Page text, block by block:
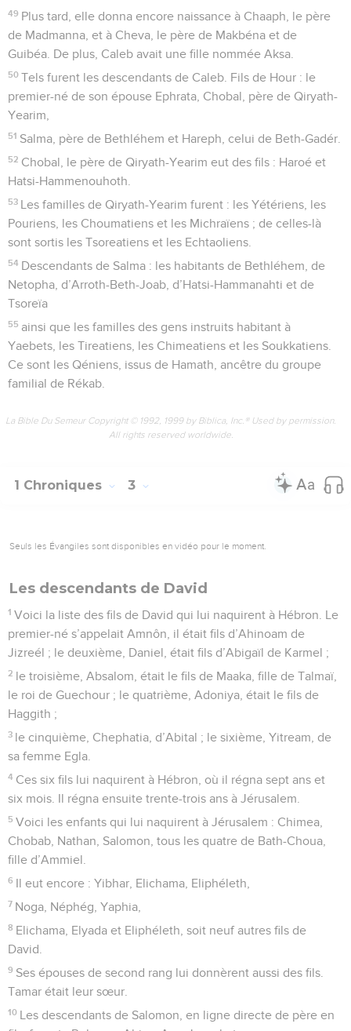
49 Plus tard, elle donna encore naissance à Chaaph, le père
de Madmanna, et à Cheva, le père de Makbéna et de
Guibéa. De plus, Caleb avait une fille nommée Aksa.
50 Tels furent les descendants de Caleb. Fils de Hour : le
premier-né de son épouse Ephrata, Chobal, père de Qiryath-
Yearim,
51 Salma, père de Bethléhem et Hareph, celui de Beth-Gadér.
52 Chobal, le père de Qiryath-Yearim eut des fils : Haroé et
Hatsi-Hammenouhoth.
53 Les familles de Qiryath-Yearim furent : les Yétériens, les
Pouriens, les Choumatiens et les Michraïens ; de celles-là
sont sortis les Tsoreatiens et les Echtaoliens.
54 Descendants de Salma : les habitants de Bethléhem, de
Netopha, d’Arroth-Beth-Joab, d’Hatsi-Hammanahti et de
Tsoreïa
55 ainsi que les familles des gens instruits habitant à
Yaebets, les Tireatiens, les Chimeatiens et les Soukkatiens.
Ce sont les Qéniens, issus de Hamath, ancêtre du groupe
familial de Rékab.
La Bible Du Semeur Copyright © 1992, 1999 by Biblica, Inc.® Used by permission.
All rights reserved worldwide.
1 Chroniques 3
Seuls les Évangiles sont disponibles en vidéo pour le moment.
Les descendants de David
1 Voici la liste des fils de David qui lui naquirent à Hébron. Le
premier-né s’appelait Amnôn, il était fils d’Ahinoam de
Jizreél ; le deuxième, Daniel, était fils d’Abigaïl de Karmel ;
2 le troisième, Absalom, était le fils de Maaka, fille de Talmaï,
le roi de Guechour ; le quatrième, Adoniya, était le fils de
Haggith ;
3 le cinquième, Chephatia, d’Abital ; le sixième, Yitream, de
sa femme Egla.
4 Ces six fils lui naquirent à Hébron, où il régna sept ans et
six mois. Il régna ensuite trente-trois ans à Jérusalem.
5 Voici les enfants qui lui naquirent à Jérusalem : Chimea,
Chobab, Nathan, Salomon, tous les quatre de Bath-Choua,
fille d’Ammiel.
6 Il eut encore : Yibhar, Elichama, Eliphéleth,
7 Noga, Néphég, Yaphia,
8 Elichama, Elyada et Eliphéleth, soit neuf autres fils de
David.
9 Ses épouses de second rang lui donnèrent aussi des fils.
Tamar était leur sœur.
10 Les descendants de Salomon, en ligne directe de père en